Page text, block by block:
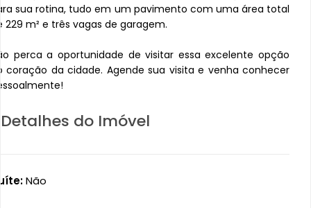
sua rotina, tudo em um pavimento com uma área total
229 m² e três vagas de garagem.
perca a oportunidade de visitar essa excelente opção
coração da cidade. Agende sua visita e venha conhecer
Detalhes do Imóvel
Não